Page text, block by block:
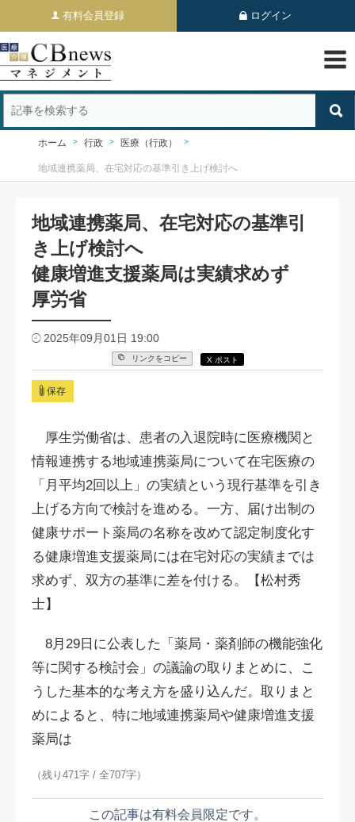
有料会員登録 ログイン
ホーム 行政 医療（行政）
地域連携薬局、在宅対応の基準引き上げ検討へ
地域連携薬局、在宅対応の基準引
き上げ検討へ
健康増進支援薬局は実績求めず
厚労省
2025年09月01日 19:00
リンクをコピー X ポスト
保存
厚生労働省は、患者の入退院時に医療機関と
情報連携する地域連携薬局について在宅医療の
「月平均2回以上」の実績という現行基準を引き
上げる方向で検討を進める。一方、届け出制の
健康サポート薬局の名称を改めて認定制度化す
る健康増進支援薬局には在宅対応の実績までは
求めず、双方の基準に差を付ける。【松村秀
士】
8月29日に公表した「薬局・薬剤師の機能強化
等に関する検討会」の議論の取りまとめに、こ
うした基本的な考え方を盛り込んだ。 取りまと
めによると、特に地域連携薬局や健康増進支援
薬局は
（残り471字 / 全707字）
この記事は有料会員限定です。